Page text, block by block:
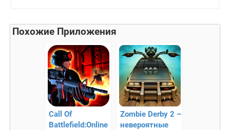
Похожие Приложения
Call Of
Battlefield:Online
Zombie Derby 2 –
невероятные